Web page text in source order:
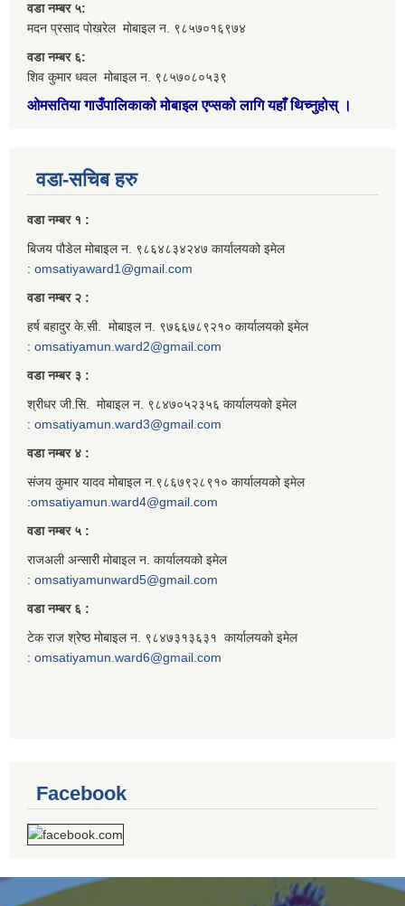
वडा नम्बर ५:
मदन प्रसाद पोखरेल मोबाइल न. ९८५७०१६९७४
वडा नम्बर ६:
शिव कुमार धवल मोबाइल न. ९८५७०८०५३९
ओमसतिया गाउँपालिकाको मोबाइल एप्सको लागि यहाँ थिच्नुहोस् ।
वडा-सचिब हरु
वडा नम्बर १ :
बिजय पौडेल मोबाइल न. ९८६४८३४२४७ कार्यालयको इमेल
: omsatiyaward1@gmail.com
वडा नम्बर २ :
हर्ष बहादुर के.सी. मोबाइल न. ९७६६७८९२१० कार्यालयको इमेल
: omsatiyamun.ward2@gmail.com
वडा नम्बर ३ :
श्रीधर जी.सि. मोबाइल न. ९८४७०५२३५६ कार्यालयको इमेल
: omsatiyamun.ward3@gmail.com
वडा नम्बर ४ :
संजय कुमार यादव मोबाइल न.९८६७९२८९१० कार्यालयको इमेल
:omsatiyamun.ward4@gmail.com
वडा नम्बर ५ :
राजअली अन्सारी मोबाइल न. कार्यालयको इमेल
: omsatiyamunward5@gmail.com
वडा नम्बर ६ :
टेक राज श्रेष्ठ मोबाइल न. ९८४७३१३६३१ कार्यालयको इमेल
: omsatiyamun.ward6@gmail.com
Facebook